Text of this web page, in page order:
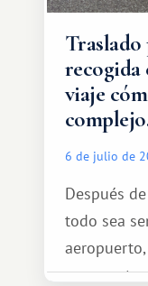
recogida
viaje
6 de julio de
Después
todo sea